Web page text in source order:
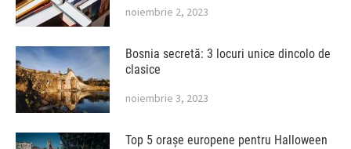
noiembrie 2, 2023
Bosnia secretă: 3 locuri unice dincolo de
clasice
noiembrie 3, 2023
Top 5 orașe europene pentru Halloween